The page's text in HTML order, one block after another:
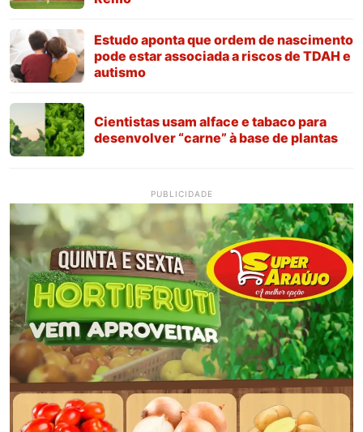
Estudo aponta que ordem de nascimento
pode estar associada a riscos de TDAH e
autismo
Cientistas usam alface e tabaco para
desenvolver “carne” à base de plantas
PUBLICIDADE